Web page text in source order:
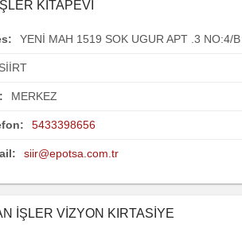
KİTAPEVİ
YENİ MAH 1519 SOK UGUR APT .3 NO:4/B
SİİRT
MERKEZ
5433398656
siir@epotsa.com.tr
İŞLER VİZYON KIRTASİYE